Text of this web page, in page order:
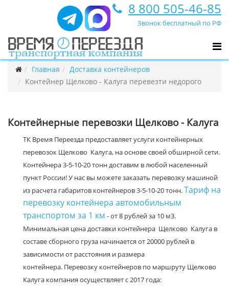
8 800 505-46-85
Звонок бесплатный по РФ
Главная
Доставка контейнеров
Контейнер Щелково - Калуга перевезти недорого
Контейнерные перевозки Щелково - Калуга
ТК Время Переезда предоставляет услуги контейнерных
перевозок Щелково Калуга, на основе своей обширной сети.
Контейнера 3-5-10-20 тонн доставим в любой населенный
пункт России! У нас вы можете заказать перевозку машиной
из расчета габаритов контейнеров 3-5-10-20 тонн.Тариф на
перевозку контейнера автомобильным
транспортом за 1 км - от 8 рублей за 10 м3.
Минимальная цена доставки контейнера Щелково Калуга в
составе сборного груза начинается от 20000 рублей в
зависимости от расстояния и размера
контейнера. Перевозку контейнеров по маршруту Щелково
Калуга компания осуществляет с 2017 года: